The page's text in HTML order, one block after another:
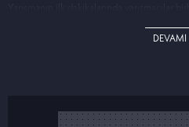
DEVAMI